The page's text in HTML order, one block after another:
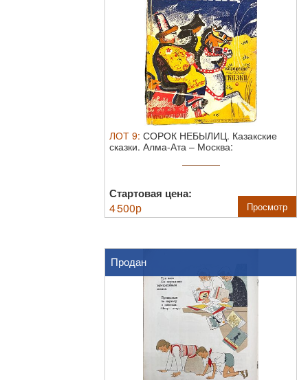
ЛОТ 9: СОРОК НЕБЫЛИЦ. Казакские
сказки. Алма-Ата – Москва:
Стартовая цена:
4 500р Просмотр
Продан